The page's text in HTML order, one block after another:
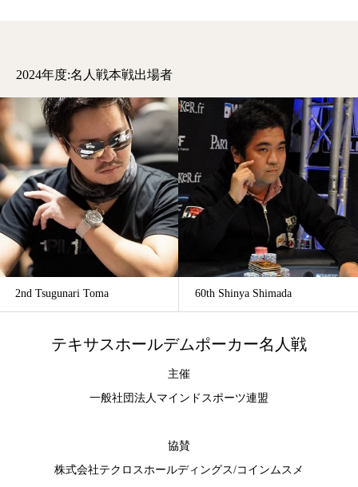
2024年度:名人戦本戦出場者
2nd Tsugunari Toma 60th Shinya Shimada
テキサスホールデムポーカー名人戦
主催
一般社団法人マインドスポーツ連盟
協賛
株式会社テクロスホールディングス/コインムスメ